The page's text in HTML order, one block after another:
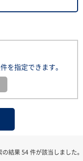
を指定できます。
の結果 54 件が該当しました。